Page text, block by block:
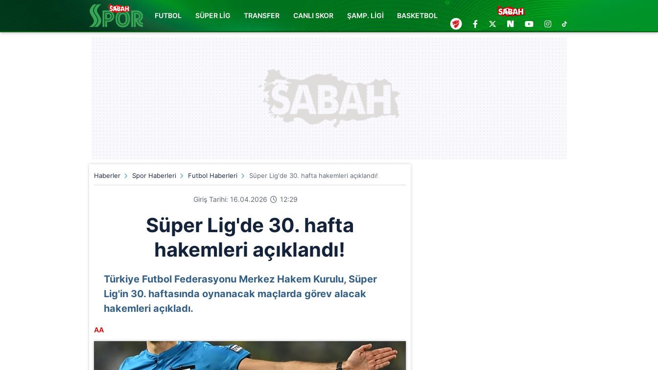
FUTBOL SÜPER LİG TRANSFER CANLI SKOR ŞAMP. LİGİ BASKETBOL
Haberler Spor Haberleri Futbol Haberleri Süper Lig'de 30. hafta hakemleri açıklandı!
Giriş Tarihi: 16.04.2026 12:29
Süper Lig'de 30. hafta
hakemleri açıklandı!
Türkiye Futbol Federasyonu Merkez Hakem Kurulu, Süper
Lig'in 30. haftasında oynanacak maçlarda görev alacak
hakemleri açıkladı.
AA